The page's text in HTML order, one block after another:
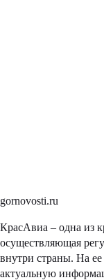
gornovosti.ru
КрасАвиа – одна из
осуществляющая
внутри страны. На
актуальную